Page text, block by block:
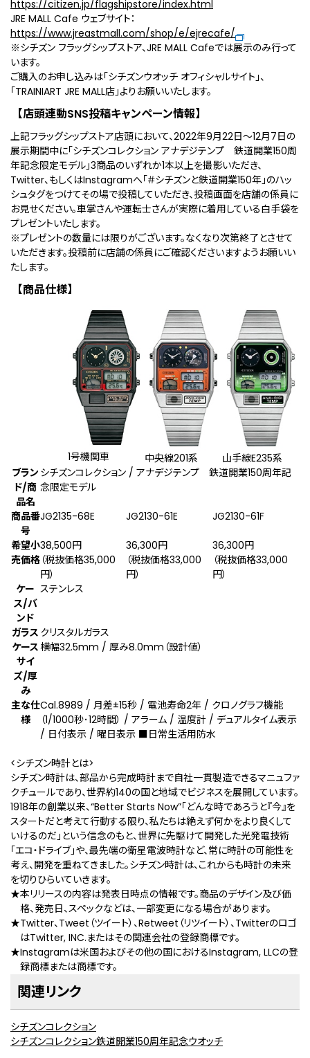
https://citizen.jp/flagshipstore/index.html
JRE MALL Cafe ウェブサイト：
https://www.jreastmall.com/shop/e/ejrecafe/
※シチズン フラッグシップストア、JRE MALL Cafeでは展示のみ行って
います。
ご購入のお申し込みは「シチズンウオッチ オフィシャルサイト」、
「TRAINIART JRE MALL店」よりお願いいたします。
【店頭連動SNS投稿キャンペーン情報】
上記フラッグシップストア店頭において、2022年9月22日～12月7日の
展示期間中に「シチズンコレクション アナデジテンプ 鉄道開業150周
年記念限定モデル」3商品のいずれか1本以上を撮影いただき、
Twitter、もしくはInstagramへ「＃シチズンと鉄道開業150年」のハッ
シュタグをつけてその場で投稿していただき、投稿画面を店舗の係員に
お見せください。車掌さんや運転士さんが実際に着用している白手袋を
プレゼントいたします。
※プレゼントの数量には限りがございます。なくなり次第終了とさせて
いただきます。投稿前に店舗の係員にご確認くださいますようお願いい
たします。
【商品仕様】
1号機関車 中央線201系
山手線E235系
ブラン
ド/商
品名
シチズンコレクション / アナデジテンプ 鉄道開業150周年記
念限定モデル
商品番
号
JG2135-68E JG2130-61E JG2130-61F
希望小
売価格
38,500円
（税抜価格35,000
円）
36,300円
（税抜価格33,000
円）
36,300円
（税抜価格33,000
円）
ケー
ス/バ
ンド
ステンレス
ガラス クリスタルガラス
ケース
サイ
ズ/厚
み
横幅32.5mm / 厚み8.0mm（設計値）
主な仕
様
Cal.8989 / 月差±15秒 / 電池寿命2年 / クロノグラフ機能
（1/1000秒･12時間） / アラーム / 温度計 / デュアルタイム表示
/ 日付表示 / 曜日表示 ■日常生活用防水
<シチズン時計とは>
シチズン時計は、部品から完成時計まで自社一貫製造できるマニュファ
クチュールであり、世界約140の国と地域でビジネスを展開しています。
1918年の創業以来、“Better Starts Now”「どんな時であろうと『今』を
スタートだと考えて行動する限り、私たちは絶えず何かをより良くして
いけるのだ」という信念のもと、世界に先駆けて開発した光発電技術
「エコ・ドライブ」や、最先端の衛星電波時計など、常に時計の可能性を
考え、開発を重ねてきました。シチズン時計は、これからも時計の未来
を切りひらいていきます。
★本リリースの内容は発表日時点の情報です。商品のデザイン及び価
格、発売日、スペックなどは、一部変更になる場合があります。
★Twitter、Tweet（ツイート）、Retweet（リツイート）、Twitterのロゴ
はTwitter, INC.またはその関連会社の登録商標です。
★Instagramは米国およびその他の国におけるInstagram, LLCの登
録商標または商標です。
関連リンク
シチズンコレクション
シチズンコレクション鉄道開業150周年記念ウオッチ